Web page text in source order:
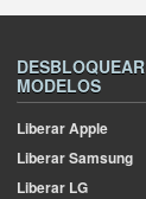
DESBLOQUEAR
MODELOS
Liberar Apple
Liberar Samsung
Liberar LG